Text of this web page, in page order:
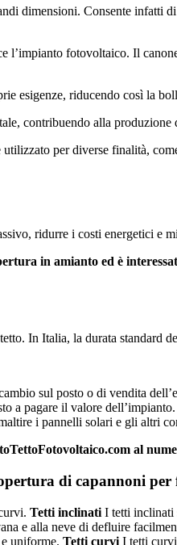
dimensioni. Consente infatti
l’impianto fotovoltaico. Il
esigenze, riducendo così la
contribuendo alla produzione
per diverse finalità,
ridurre i costi energetici e
in amianto ed è
In Italia, la durata standard
sul posto o di vendita
a pagare il valore dell’impianto.
i pannelli solari e gli altri
al
di capannoni per
Tetti inclinati I tetti inclinati
e alla neve di defluire
uniforme. Tetti curvi I tetti